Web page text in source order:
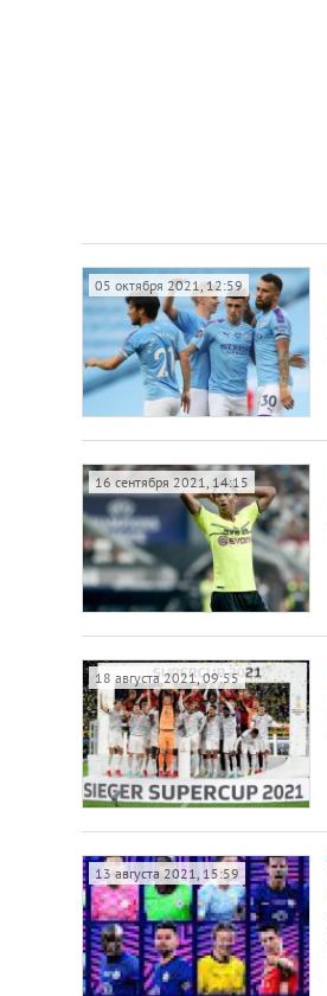
05 октября 2021, 12:59
16 сентября 2021, 14:15
18 августа 2021, 09:55
13 августа 2021, 15:59